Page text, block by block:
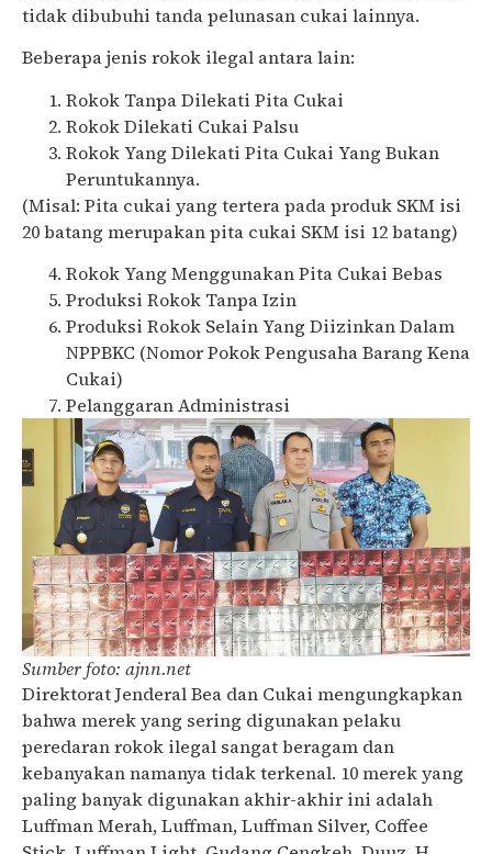
tidak dibubuhi tanda pelunasan cukai lainnya.
Beberapa jenis rokok ilegal antara lain:
Rokok Tanpa Dilekati Pita Cukai
Rokok Dilekati Cukai Palsu
Rokok Yang Dilekati Pita Cukai Yang Bukan
Peruntukannya.
(Misal: Pita cukai yang tertera pada produk SKM isi
20 batang merupakan pita cukai SKM isi 12 batang)
Rokok Yang Menggunakan Pita Cukai Bebas
Produksi Rokok Tanpa Izin
Produksi Rokok Selain Yang Diizinkan Dalam
NPPBKC (Nomor Pokok Pengusaha Barang Kena
Cukai)
Pelanggaran Administrasi
Sumber foto: ajnn.net
Direktorat Jenderal Bea dan Cukai mengungkapkan
bahwa merek yang sering digunakan pelaku
peredaran rokok ilegal sangat beragam dan
kebanyakan namanya tidak terkenal. 10 merek yang
paling banyak digunakan akhir-akhir ini adalah
Luffman Merah, Luffman, Luffman Silver, Coffee